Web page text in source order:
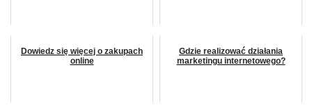
Dowiedz się więcej o zakupach
online
Gdzie realizować działania
marketingu internetowego?